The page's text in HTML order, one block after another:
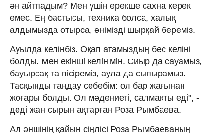
ән айтпадым? Мен үшін ерекше сахна керек
емес. Ең бастысы, техника болса, халық
алдымызда отырса, әнімізді шырқай береміз.
Ауылда келінбіз. Оқап атамыздың бес келіні
болды. Мен екінші келінімін. Сиыр да сауамыз,
бауырсақ та пісіреміз, аула да сыпырамыз.
Тасқынды таңдау себебім: ол бар жағынан
жоғары болды. Ол мәдениеті, салмақты еді", -
деді жан сырын ақтарған Роза Рымбаева.
Ал әншінің қайын сіңлісі Роза Рымбаеваның